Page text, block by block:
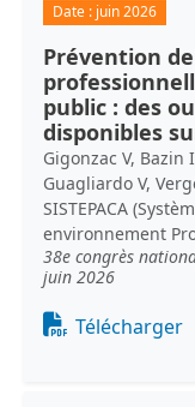
Date : juin 2026
Prévention
public : des
disponibles
Gigonzac V, Bazin
Guagliardo V,
SISTEPACA
environnement
38e congrès
juin 2026
Document
Télécharger